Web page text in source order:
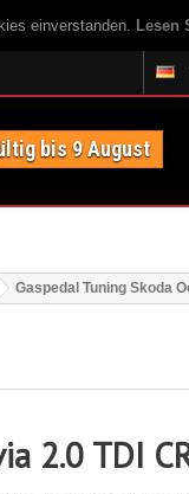
einverstanden. Lesen
bis 9 August
Gaspedal Tuning Skoda
2.0 TDI